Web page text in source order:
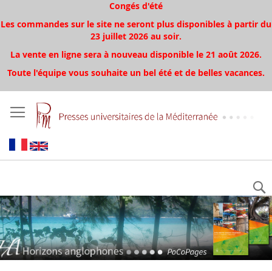
Congés d'été
Les commandes sur le site ne seront plus disponibles à partir du
23 juillet 2026 au soir.
La vente en ligne sera à nouveau disponible le 21 août 2026.
Toute l'équipe vous souhaite un bel été et de belles vacances.